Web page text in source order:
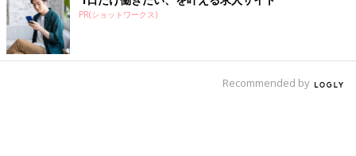
PR(ショットワークス)
Recommended by